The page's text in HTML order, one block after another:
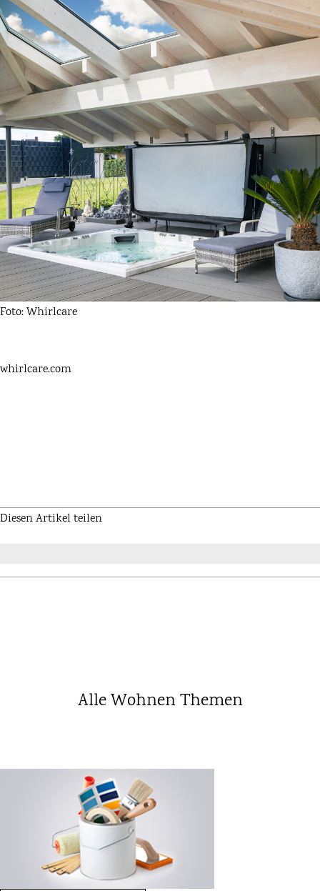
Foto: Whirlcare
whirlcare.com
Diesen Artikel teilen
Alle Wohnen Themen